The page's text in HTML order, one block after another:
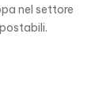
nel settore